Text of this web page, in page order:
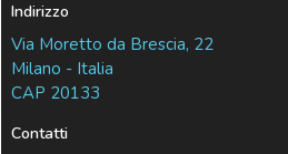
Indirizzo
Via Moretto da Brescia, 22
Milano - Italia
CAP 20133
Contatti